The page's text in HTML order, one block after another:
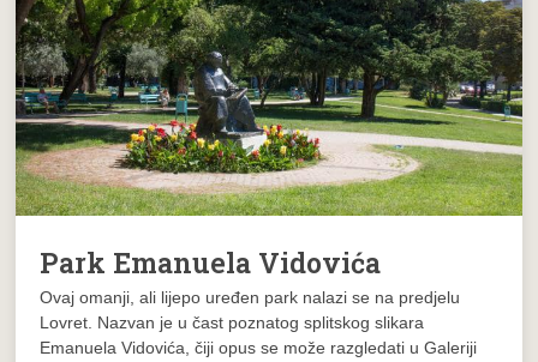
Park Emanuela Vidovića
Ovaj omanji, ali lijepo uređen park nalazi se na predjelu
Lovret. Nazvan je u čast poznatog splitskog slikara
Emanuela Vidovića, čiji opus se može razgledati u Galeriji